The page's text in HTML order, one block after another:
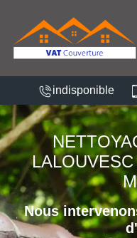
indisponible
Nous